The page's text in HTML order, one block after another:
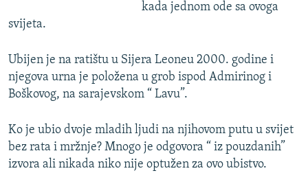
kada jednom ode sa ovoga
svijeta.
Ubijen je na ratištu u Sijera Leoneu 2000. godine i
njegova urna je položena u grob ispod Admirinog i
Boškovog, na sarajevskom “ Lavu”.
Ko je ubio dvoje mladih ljudi na njihovom putu u svijet
bez rata i mržnje? Mnogo je odgovora “ iz pouzdanih”
izvora ali nikada niko nije optužen za ovo ubistvo.